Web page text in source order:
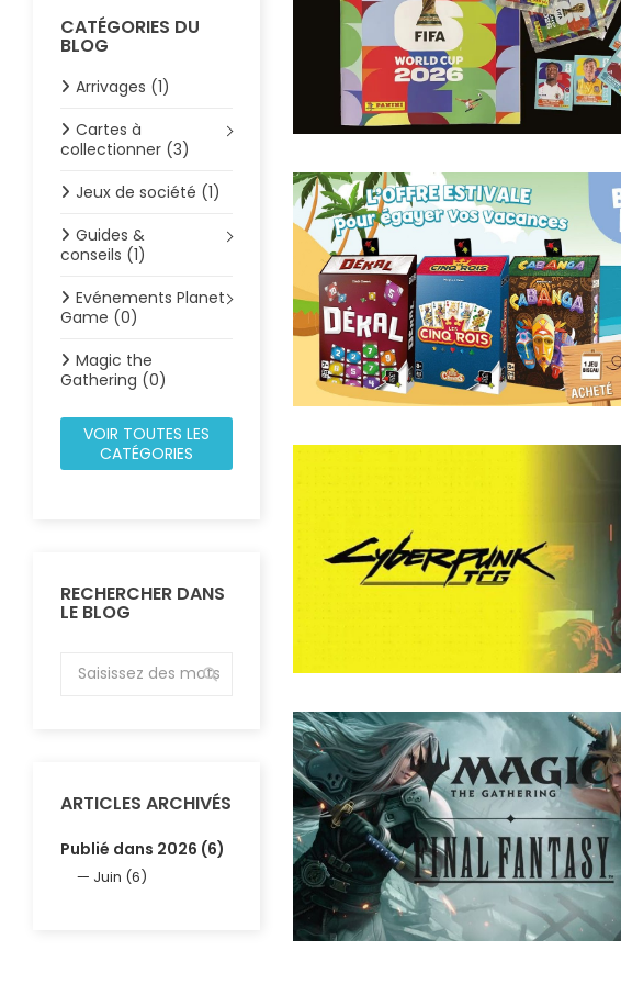
CATÉGORIES DU
BLOG
Arrivages (1)
Cartes à
collectionner (3)
Jeux de société (1)
Guides &
conseils (1)
Evénements Planet
Game (0)
Magic the
Gathering (0)
VOIR TOUTES LES
CATÉGORIES
RECHERCHER DANS
LE BLOG
ARTICLES ARCHIVÉS
Publié dans 2026 (6)
Juin (6)